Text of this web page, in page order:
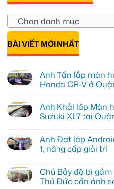
Chọn danh mục
BÀI VIẾT MỚI NHẤT
Anh Tấn lắp màn
Honda CR-V ở
bình
luận
ở
lắp
màn
hình
cho
Honda
CR-
Anh Khải lắp Màn
Suzuki XL7 tại
bình
luận
ở
lắp
Màn
hình
Anh Đạt lắp
1, nâng cấp giải trí
bình
luận
ở
Chú Bảy độ bi
Thủ Đức cần ánh